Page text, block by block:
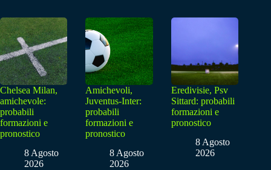
Chelsea Milan,
amichevole:
probabili
formazioni e
pronostico
8 Agosto
2026
Amichevoli,
Juventus-Inter:
probabili
formazioni e
pronostico
8 Agosto
2026
Eredivisie, Psv
Sittard: probabili
formazioni e
pronostico
8 Agosto
2026